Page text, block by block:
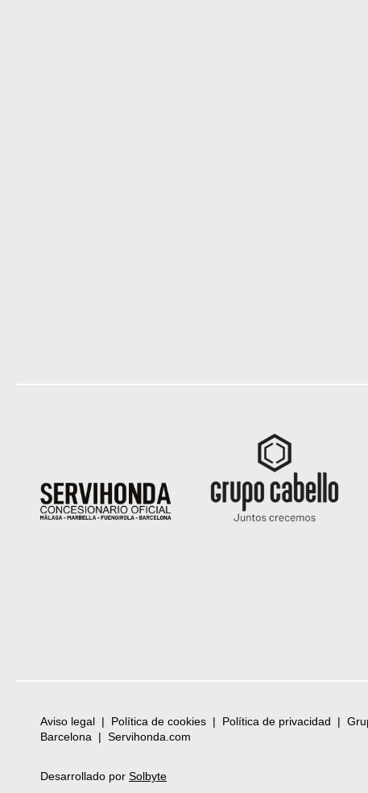
Aviso legal | Política de cookies | Política de privacidad |
Barcelona | Servihonda.com
Desarrollado por Solbyte